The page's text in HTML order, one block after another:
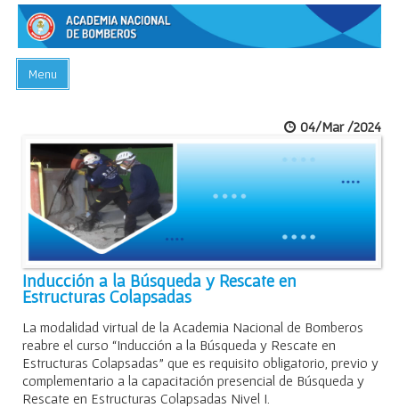
Menu
ACADEMIA
PREGUNTAS FRECUENTES
BIBLIOTECA
EVENTOS
CONTACTO
04/Mar /2024
Inducción a la Búsqueda y Rescate en
Estructuras Colapsadas
La modalidad virtual de la Academia Nacional de Bomberos
reabre el curso “Inducción a la Búsqueda y Rescate en
Estructuras Colapsadas” que es requisito obligatorio, previo y
complementario a la capacitación presencial de Búsqueda y
Rescate en Estructuras Colapsadas Nivel I.